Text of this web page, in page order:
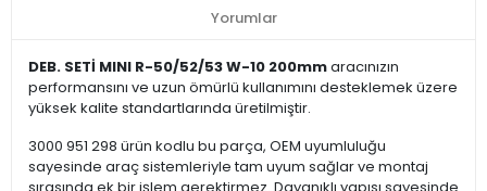
Yorumlar
DEB. SETİ MINI R-50/52/53 W-10 200mmaracınızın
performansını ve uzun ömürlü kullanımını desteklemek üzere
yüksek kalite standartlarında üretilmiştir.
3000 951 298 ürün kodlu bu parça, OEM uyumluluğu
sayesinde araç sistemleriyle tam uyum sağlar ve montaj